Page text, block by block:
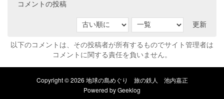
コメントの投稿
更新
以下のコメントは、その投稿者が所有するものでサイト管理者は
コメントに関する責任を負いません。
Copyright © 2026 地球の島めぐり 旅の鉄人 池内嘉正
Powered byGeeklog